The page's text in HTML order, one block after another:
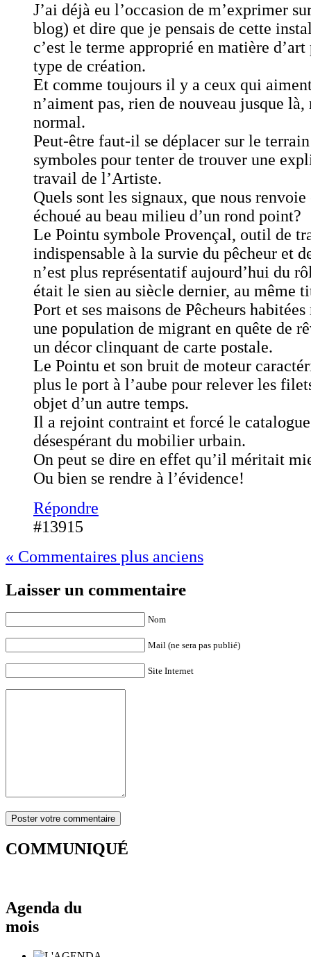
J’ai déjà eu l’occasion de m’exprimer
blog) et dire que je pensais de cette
c’est le terme approprié en matière
type de création.
Et comme toujours il y a ceux qui
n’aiment pas, rien de nouveau jusque
normal.
Peut-être faut-il se déplacer sur le
symboles pour tenter de trouver une
travail de l’Artiste.
Quels sont les signaux, que nous
échoué au beau milieu d’un rond point?
Le Pointu symbole Provençal, outil de
indispensable à la survie du pêcheur et
n’est plus représentatif aujourd’hui du
était le sien au siècle dernier, au même
Port et ses maisons de Pêcheurs
une population de migrant en quête de
un décor clinquant de carte postale.
Le Pointu et son bruit de moteur
plus le port à l’aube pour relever les
objet d’un autre temps.
Il a rejoint contraint et forcé le
désespérant du mobilier urbain.
On peut se dire en effet qu’il méritait
Ou bien se rendre à l’évidence!
Répondre
#13915
« Commentaires plus anciens
Laisser un commentaire
Nom
Mail (ne sera pas publié)
Site Internet
COMMUNIQUÉ
Agenda du
mois